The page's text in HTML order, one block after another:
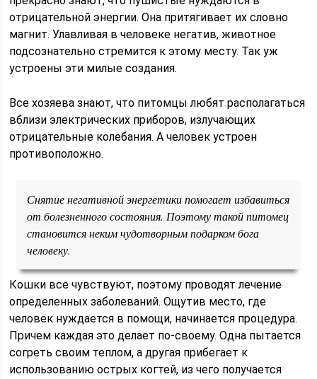
отрицательной энергии. Она притягивает их словно
магнит. Улавливая в человеке негатив, животное
подсознательно стремится к этому месту. Так уж
устроены эти милые создания.
Все хозяева знают, что питомцы любят располагаться
вблизи электрических приборов, излучающих
отрицательные колебания. А человек устроен
противоположно.
Снятие негативной энергетики помогает избавиться
от болезненного состояния. Поэтому такой питомец
становится неким чудотворным подарком бога
человеку.
Кошки все чувствуют, поэтому проводят лечение
определенных заболеваний. Ощутив место, где
человек нуждается в помощи, начинается процедура.
Причем каждая это делает по-своему. Одна пытается
согреть своим теплом, а другая прибегает к
использованию острых когтей, из чего получается